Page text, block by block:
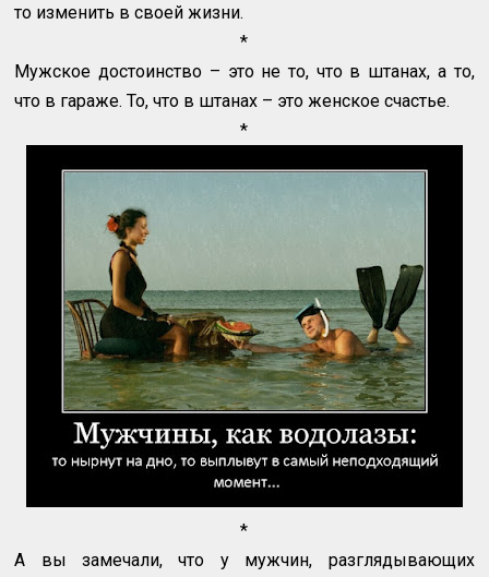
то изменить в своей жизни.
*
Мужское достоинство – это не то, что в штанах, а то,
что в гараже. То, что в штанах – это женское счастье.
*
*
А вы замечали, что у мужчин, разглядывающих